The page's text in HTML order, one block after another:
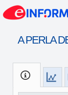
A PERLA